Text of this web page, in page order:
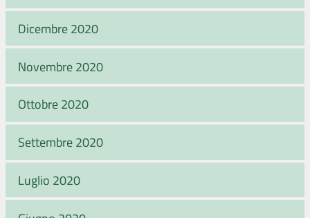
Dicembre 2020
Novembre 2020
Ottobre 2020
Settembre 2020
Luglio 2020